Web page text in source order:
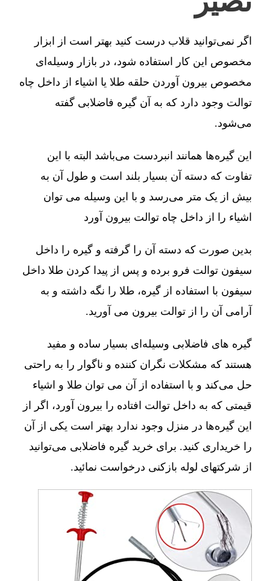
اگر نمی‌توانید قلاب درست کنید بهتر است از ابزار
مخصوص این کار استفاده شود، در بازار وسیله‌ای
مخصوص بیرون آوردن حلقه طلا یا اشیاء از داخل چاه
توالت وجود دارد که به آن گیره فاضلابی گفته
می‌شود.
این گیره‌ها همانند انبردست می‌باشد البته با این
تفاوت که دسته آن بسیار بلند است و طول آن به
بیش از یک متر می‌رسد و با این وسیله می توان
اشیاء را از داخل چاه توالت بیرون آورد
بدین صورت که دسته آن را گرفته و گیره را داخل
سیفون توالت فرو برده و پس از پیدا کردن طلا داخل
سیفون با استفاده از گیره، طلا را نگه داشته و به
آرامی آن را از توالت بیرون می آورید.
گیره های فاضلابی وسیله‌ای بسیار ساده و مفید
هستند که مشکلات نگران کننده و ناگوار را به راحتی
حل می‌کند و با استفاده از آن می توان طلا و اشیاء
قیمتی که به داخل توالت افتاده را بیرون آورد، اگر از
این گیره‌ها در منزل وجود ندارد بهتر است یکی از آن
را خریداری کنید. برای خرید گیره فاضلابی می‌توانید
از شرکتهای لوله بازکنی درخواست نمائید.